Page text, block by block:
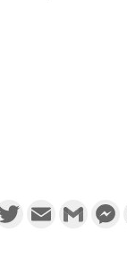
FacebookTwitterEmail Gmail